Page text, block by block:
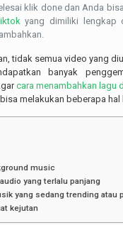
klik done dan Anda
yang dimiliki lengkap
tidak semua video yang
banyak
cara menambahkan lagu
melakukan beberapa hal
music
yang terlalu panjang
yang sedang trending atau
kejutan